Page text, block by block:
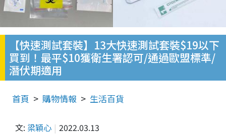
【快速測試套裝】13大快速測試套裝$19以下
買到！最平$10獲衛生署認可/通過歐盟標準/
潛伏期適用
首頁 購物情報 生活百貨
文: 梁穎心 2022.03.13